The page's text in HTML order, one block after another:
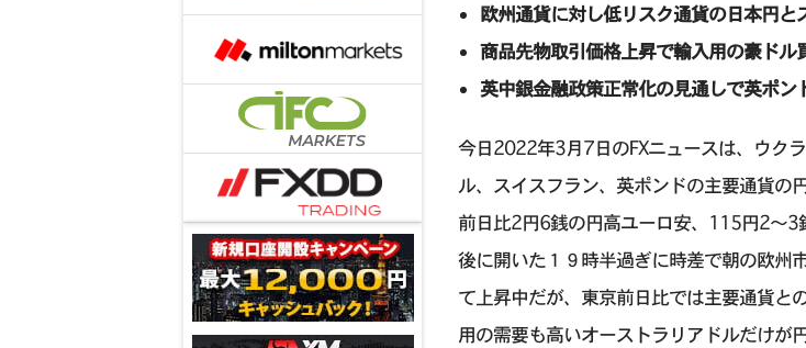
欧州通貨に対し低リスク通貨の日本円
商品先物取引価格上昇で輸入用の豪ド
英中銀金融政策正常化の見通しで英ポ
今日2022年3月7日のFXニュースは、ウク
ル、スイスフラン、英ポンドの主要通貨
前日比2円6銭の円高ユーロ安、115円2～
後に開いた１９時半過ぎに時差で朝の欧州
て上昇中だが、東京前日比では主要通貨と
用の需要も高いオーストラリアドルだけが